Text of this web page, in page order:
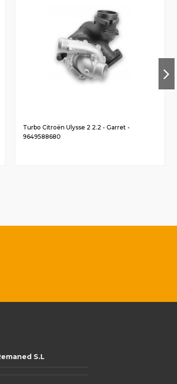
Turbo Citroën Ulysse 2 2.2 - Garret -
9649588680
S.L